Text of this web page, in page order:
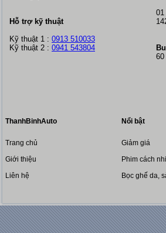
Hỗ trợ kỹ thuật
Kỹ thuật 1 : 0913 510033
Kỹ thuật 2 : 0941 543804
ThanhBinhAuto
Trang chủ
Giới thiệu
Liên hệ
Nổi bật
Giảm giá
Phim cách
Bọc ghế da,